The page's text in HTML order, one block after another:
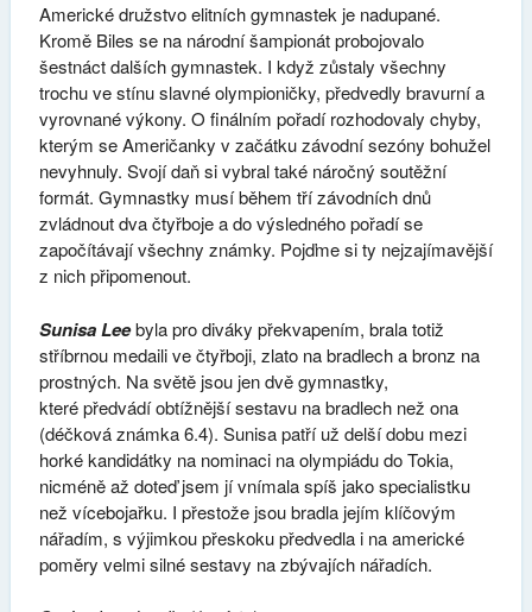
Americké družstvo elitních gymnastek je nadupané.
Kromě Biles se na národní šampionát probojovalo
šestnáct dalších gymnastek. I když zůstaly všechny
trochu ve stínu slavné olympioničky, předvedly bravurní a
vyrovnané výkony. O finálním pořadí rozhodovaly chyby,
kterým se Američanky v začátku závodní sezóny bohužel
nevyhnuly. Svojí daň si vybral také náročný soutěžní
formát. Gymnastky musí během tří závodních dnů
zvládnout dva čtyřboje a do výsledného pořadí se
započítávají všechny známky. Pojďme si ty nejzajímavější
z nich připomenout.
Sunisa Leebyla pro diváky překvapením, brala totiž
stříbrnou medaili ve čtyřboji, zlato na bradlech a bronz na
prostných. Na světě jsou jen dvě gymnastky,
které předvádí obtížnější sestavu na bradlech než ona
(déčková známka 6.4). Sunisa patří už delší dobu mezi
horké kandidátky na nominaci na olympiádu do Tokia,
nicméně až doteď jsem jí vnímala spíš jako specialistku
než vícebojařku. I přestože jsou bradla jejím klíčovým
nářadím, s výjimkou přeskoku předvedla i na americké
poměry velmi silné sestavy na zbývajích nářadích.